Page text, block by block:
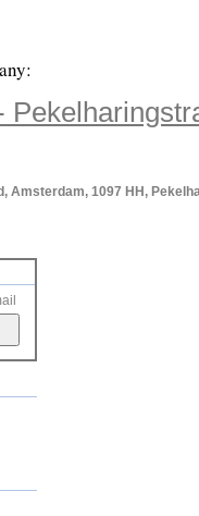
Amsterdam, 1097 HH,